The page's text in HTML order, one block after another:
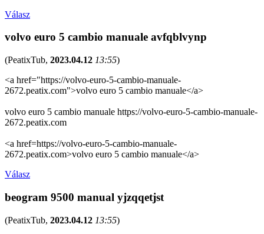
Válasz
volvo euro 5 cambio manuale avfqblvynp
(PeatixTub, 2023.04.12 13:55)
<a href="https://volvo-euro-5-cambio-manuale-
2672.peatix.com">volvo euro 5 cambio manuale</a>
volvo euro 5 cambio manuale https://volvo-euro-5-cambio-manuale-
2672.peatix.com
<a href=https://volvo-euro-5-cambio-manuale-
2672.peatix.com>volvo euro 5 cambio manuale</a>
Válasz
beogram 9500 manual yjzqqetjst
(PeatixTub, 2023.04.12 13:55)